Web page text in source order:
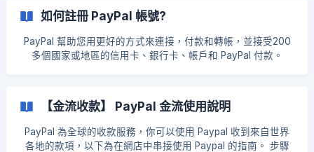
如何註冊 PayPal 帳號?
PayPal 幫助您用更好的方式來連接，付款和轉帳，並接受200
多個國家或地區的信用卡、銀行卡、帳戶和 PayPal 付款。
右上角的「註冊」來進行註冊。 選擇「使用 PayPal 接受交易
款項」→ 點選 「立即註冊」 ![]
(https://storage.crisp.chat/users/helpdesk/website/684738
954aaff800/4a5acf07-1c6c-4fc0-ad46-5c2e57_1dcv5qy
【金流收款】 PayPal 金流使用說明
PayPal 為全球的收款服務，你可以使用 Paypal 收到來自世界
各地的款項，以下為在網店中串接使用 Paypal 的指南。 步驟